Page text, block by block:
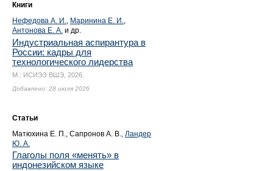
Книги
Нефедова А. И., Маринина Е. И.,
Антонова Е. А. и др.
Индустриальная аспирантура в
России: кадры для
технологического лидерства
М.: ИСИЭЗ ВШЭ, 2026.
Добавлено: 28 июля 2026
Статьи
Матюхина Е. П.
, Сапронов А. В., Ландер
Ю. А.
Глаголы поля «менять» в
индонезийском языке